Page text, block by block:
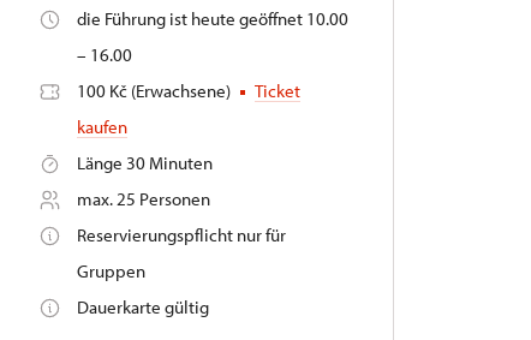
die Führung ist heute geöffnet 10.00
– 16.00
100 Kč (Erwachsene)
Ticket
kaufen
Länge 30 Minuten
max. 25 Personen
Reservierungspflicht nur für
Gruppen
Dauerkarte gültig